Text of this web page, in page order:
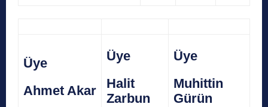
Üye
Ahmet Akar
Üye
Halit
Zarbun
Üye
Muhittin
Gürün